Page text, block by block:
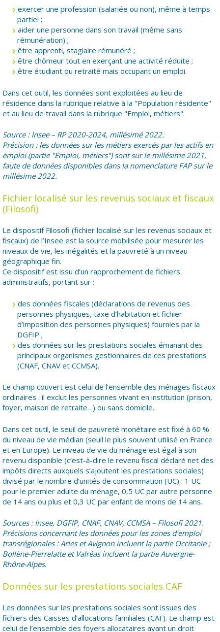
exercer une profession (salariée ou non), même à temps
partiel ;
aider une personne dans son travail (même sans
rémunération) ;
être apprenti, stagiaire rémunéré ;
être chômeur tout en exerçant une activité réduite ;
être étudiant ou retraité mais occupant un emploi.
Dans cet outil, les données sont exploitées au lieu de
résidence dans la rubrique relative à la "Population résidente"
et au lieu de travail dans la rubrique "Emploi, métiers".
Source : Insee – RP 2020-2024, millésimé 2022.
Précision : les données sur les métiers exercés par les actifs en
emploi (partie "Emploi, métiers") sont sur le millésime 2021,
faute de données disponibles dans la nomenclature FAP sur le
millésime 2022.
Fichier localisé sur les revenus sociaux et fiscaux
(Filosofi)
Le dispositif Filosofi (fichier localisé sur les revenus sociaux et
fiscaux) de l’Insee est la source mobilisée pour mesurer les
niveaux de vie, les inégalités et la pauvreté à un niveau
géographique fin.
Ce dispositif est issu d’un rapprochement de fichiers
administratifs, portant sur :
des données fiscales (déclarations de revenus des
personnes physiques, taxe d’habitation et fichier
d’imposition des personnes physiques) fournies par la
DGFIP ;
des données sur les prestations sociales émanant des
principaux organismes gestionnaires de ces prestations
(CNAF, CNAV et CCMSA).
Le champ couvert est celui de l’ensemble des ménages fiscaux
ordinaires : il exclut les personnes vivant en institution (prison,
foyer, maison de retraite…) ou sans domicile.
Dans cet outil, le seuil de pauvreté monétaire est fixé à 60 %
du niveau de vie médian (seuil le plus souvent utilisé en France
et en Europe). Le niveau de vie du ménage est égal à son
revenu disponible (c’est-à-dire le revenu fiscal déclaré net des
impôts directs auxquels s’ajoutent les prestations sociales)
divisé par le nombre d’unités de consommation (UC) : 1 UC
pour le premier adulte du ménage, 0,5 UC par autre personne
de 14 ans ou plus et 0,3 UC par enfant de moins de 14 ans.
Sources : Insee, DGFIP, CNAF, CNAV, CCMSA – Filosofi 2021.
Précisions concernant les données pour les zones d’emploi
transrégionales : Arles et Avignon incluent la partie Occitanie ;
Bollène-Pierrelatte et Valréas incluent la partie Auvergne-
Rhône-Alpes.
Données sur les prestations sociales CAF
Les données sur les prestations sociales sont issues des
fichiers des Caisses d’allocations familiales (CAF). Le champ est
celui de l’ensemble des foyers allocataires ayant un droit